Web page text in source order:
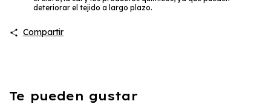
deteriorar el tejido a largo plazo.
Compartir
Te pueden gustar